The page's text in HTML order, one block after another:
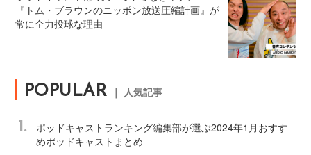
『トム・ブラウンのニッポン放送圧縮計画』が
常に全力投球な理由
POPULAR ｜ 人気記事
1.
ポッドキャストランキング編集部が選ぶ2024年1月おすす
めポッドキャストまとめ